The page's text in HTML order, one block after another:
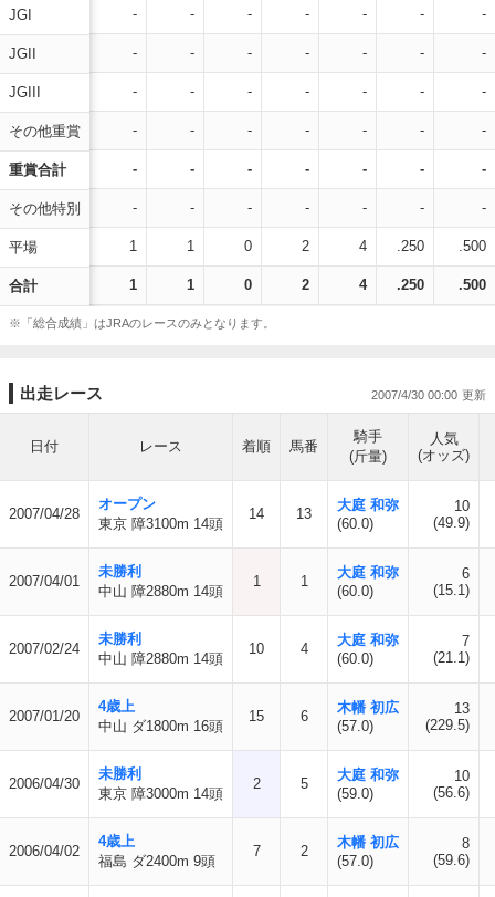
JGI
JGII
JGIII
その他重賞
重賞合計
その他特別
平場
合計
- - - - - - -
- - - - - - -
- - - - - - -
- - - - - - -
- - - - - - -
- - - - - - -
1 1 0 2 4 .250 .500
1 1 0 2 4 .250 .500
※「総合成績」はJRAのレースのみとなります。
出走レース 2007/4/30 00:00
日付 レース 着順 馬番
騎手
(斤量)
人気
(オッズ)
2007/04/28
オープン
東京 障3100m 14頭
14 13
大庭 和弥
(60.0)
10
(49.9)
2007/04/01
未勝利
中山 障2880m 14頭
1 1
大庭 和弥
(60.0)
6
(15.1)
2007/02/24
未勝利
中山 障2880m 14頭
10 4
大庭 和弥
(60.0)
7
(21.1)
2007/01/20
4歳上
中山 ダ1800m 16頭
15 6
木幡 初広
(57.0)
13
(229.5)
2006/04/30
未勝利
東京 障3000m 14頭
2 5
大庭 和弥
(59.0)
10
(56.6)
2006/04/02
4歳上
福島 ダ2400m 9頭
7 2
木幡 初広
(57.0)
8
(59.6)